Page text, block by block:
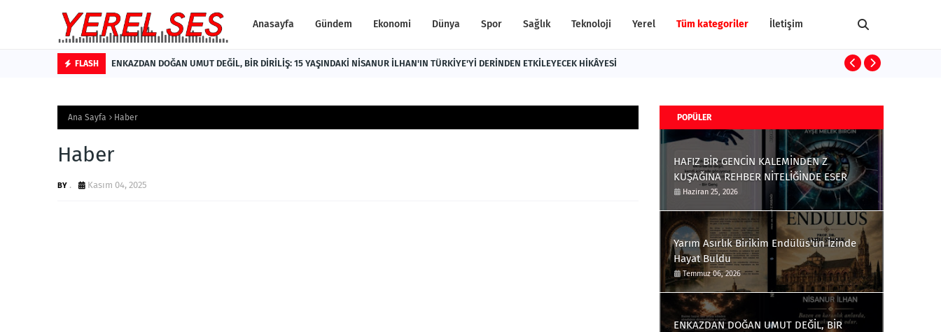
Anasayfa Gündem Ekonomi Dünya Spor Sağlık Teknoloji Yerel Tüm kategoriler İletişim
FLASH ENKAZDAN DOĞAN UMUT DEĞİL, BİR DİRİLİŞ: 15 YAŞINDAKİ NİSANUR İLHAN'IN TÜRKİYE'Yİ DERİNDEN ETKİLEYECEK HİKÂYESİ
Ana Sayfa Haber
Haber
. Kasım 04, 2025
POPÜLER
HAFIZ BİR GENCİN KALEMİNDEN Z
KUŞAĞINA REHBER NİTELİĞİNDE ESER
Haziran 25, 2026
Yarım Asırlık Birikim Endülüs'ün İzinde
Hayat Buldu
Temmuz 06, 2026
ENKAZDAN DOĞAN UMUT DEĞİL, BİR